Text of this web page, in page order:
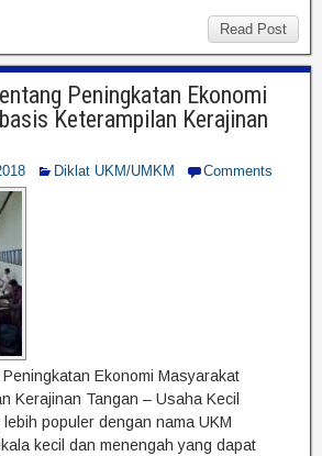
Read Post
Peningkatan Ekonomi
Keterampilan Kerajinan
Diklat UKM/UMKM Comments
Ekonomi Masyarakat
Kerajinan Tangan – Usaha Kecil
populer dengan nama UKM
kecil dan menengah yang dapat